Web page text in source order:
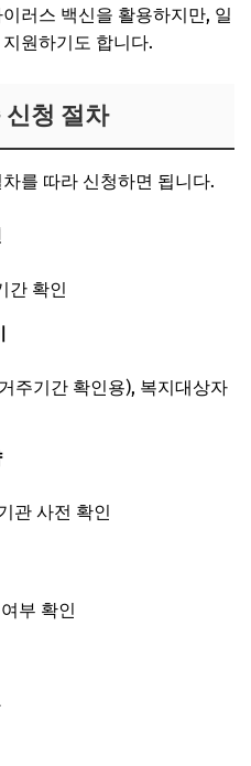
러스 백신을 활용하지만, 일
원하기도 합니다.
청 절차
를 따라 신청하면 됩니다.
간 확인
주기간 확인용), 복지대상자
관 사전 확인
부 확인